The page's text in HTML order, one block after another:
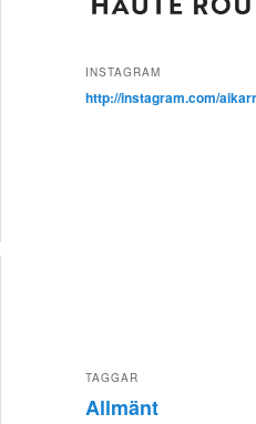
INSTAGRAM
http://instagram.com/
TAGGAR
Allmänt